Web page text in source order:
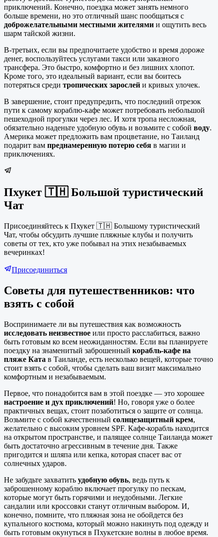
приключений. Конечно, поездка может занять немного
больше времени, но это отличный шанс пообщаться с
доброжелательными местными жителями и ощутить весь
шарм тайской жизни.
В-третьих, если вы предпочитаете удобство и время дороже
денег, воспользуйтесь услугами такси или заказного
трансфера. Это быстро, комфортно и без лишних хлопот.
Кроме того, это идеальный вариант, если вы боитесь
потеряться среди тропических зарослей и кривых улочек.
В завершение, стоит предупредить, что последний отрезок
пути к самому кораблю-кафе может потребовать небольшой
пешеходной прогулки через лес. И хотя тропа несложная,
обязательно наденьте удобную обувь и возьмите с собой воду.
Америка может предложить вам процветание, но Таиланд
подарит вам преднамеренную потерю себя в магии и
приключениях.
Пхукет 🇹🇭 Большой туристический
Чат
Присоединяйтесь к Пхукет 🇹🇭 Большому туристический
Чат, чтобы обсудить лучшие пляжные клубы и получить
советы от тех, кто уже побывал на этих незабываемых
вечеринках!
Присоединиться
Советы для путешественников: что
взять с собой
Воспринимаете ли вы путешествия как возможность
исследовать неизвестное или просто расслабиться, важно
быть готовым ко всем неожиданностям. Если вы планируете
поездку на знаменитый заброшенный корабль-кафе на
пляже Ката в Таиланде, есть несколько вещей, которые точно
стоит взять с собой, чтобы сделать ваш визит максимально
комфортным и незабываемым.
Первое, что понадобится вам в этой поездке — это хорошее
настроение и дух приключений! Но, говоря уже о более
практичных вещах, стоит позаботиться о защите от солнца.
Возьмите с собой качественный солнцезащитный крем,
желательно с высоким уровнем SPF. Кафе-корабль находится
на открытом пространстве, и палящее солнце Таиланда может
быть достаточно агрессивным в течение дня. Также
пригодится и шляпа или кепка, которая спасет вас от
солнечных ударов.
Не забудьте захватить удобную обувь, ведь путь к
заброшенному кораблю включает прогулку по пескам,
которые могут быть горячими и неудобными. Легкие
сандалии или кроссовки станут отличным выбором. И,
конечно, помните, что пляжная зона не обойдется без
купального костюма, который можно накинуть под одежду и
быть готовым окунуться в Пхукетские волны в любое время.